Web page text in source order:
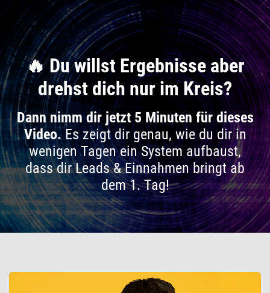
🔥 Du willst Ergebnisse aber
drehst dich nur im Kreis?
Dann nimm dir jetzt 5 Minuten für dieses
Video.Es zeigt dir genau, wie du dir in
wenigen Tagen ein System aufbaust,
dass dir Leads & Einnahmen bringt ab
dem 1. Tag!